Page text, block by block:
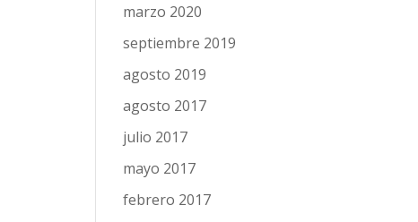
marzo 2020
septiembre 2019
agosto 2019
agosto 2017
julio 2017
mayo 2017
febrero 2017